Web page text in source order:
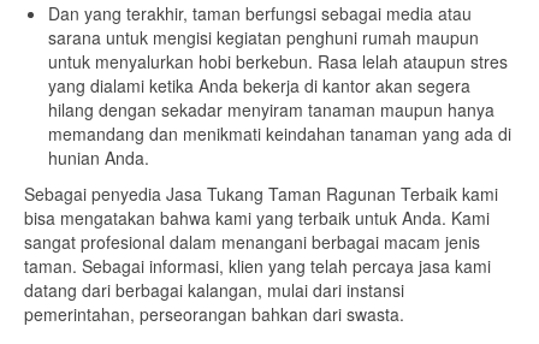
Dan yang terakhir, taman berfungsi sebagai media atau
sarana untuk mengisi kegiatan penghuni rumah maupun
untuk menyalurkan hobi berkebun. Rasa lelah ataupun stres
yang dialami ketika Anda bekerja di kantor akan segera
hilang dengan sekadar menyiram tanaman maupun hanya
memandang dan menikmati keindahan tanaman yang ada di
hunian Anda.
Sebagai penyedia Jasa Tukang Taman Ragunan Terbaik kami
bisa mengatakan bahwa kami yang terbaik untuk Anda. Kami
sangat profesional dalam menangani berbagai macam jenis
taman. Sebagai informasi, klien yang telah percaya jasa kami
datang dari berbagai kalangan, mulai dari instansi
pemerintahan, perseorangan bahkan dari swasta.